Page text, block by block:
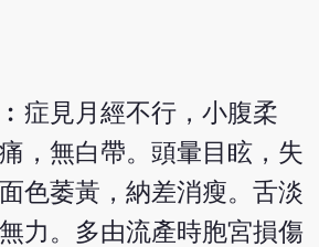
︰症見月經不行，小腹柔
，無白帶。頭暈目眩，失
色萎黃，納差消瘦。舌淡
力。多由流產時胞宮損傷